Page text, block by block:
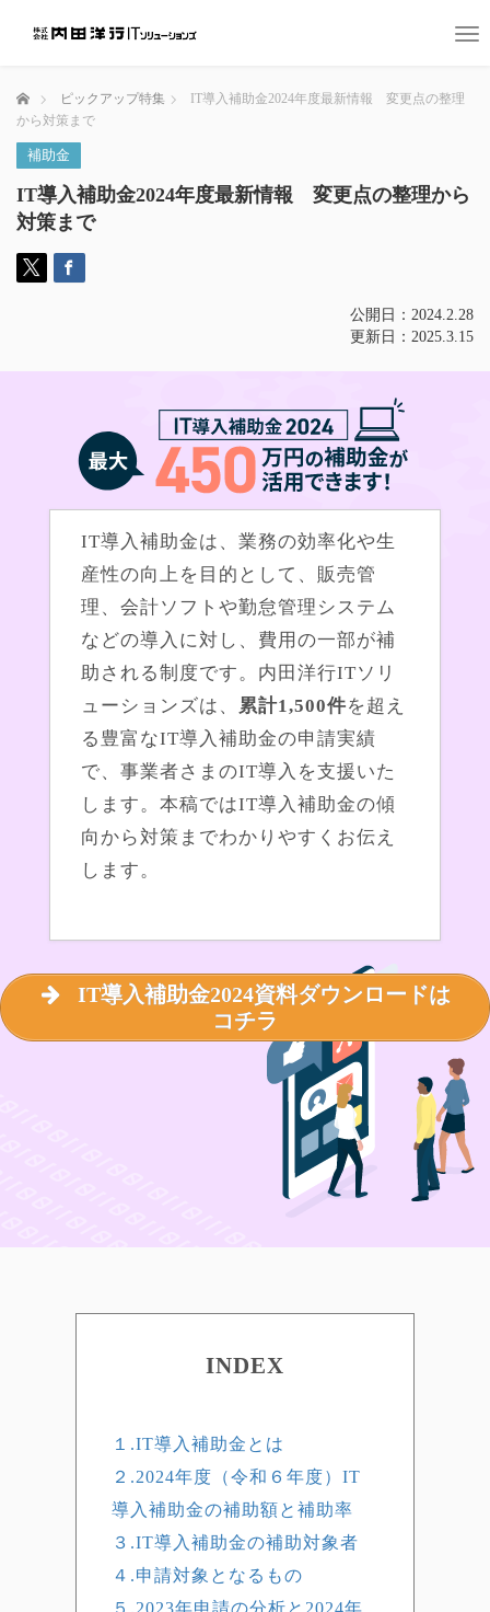
T
i
o
ホーム ピックアップ特集
IT導入補助金2024年度最新情報 変更点の整理
から対策まで
補助金
IT導入補助金2024年度最新情報 変更点の整理から
対策まで
公開日：2024.2.28
更新日：2025.3.15
IT導入補助金は、業務の効率化や生
産性の向上を目的として、販売管
理、会計ソフトや勤怠管理システム
などの導入に対し、費用の一部が補
助される制度です。内田洋行ITソリ
ューションズは、
累計1,500件を超え
る豊富なIT導入補助金の申請実績
で、事業者さまのIT導入を支援いた
します。本稿ではIT導入補助金の傾
向から対策までわかりやすくお伝え
します。
IT導入補助金2024資料ダウンロードは
コチラ
INDEX
１.IT導入補助金とは
２.2024年度（令和６年度）IT
導入補助金の補助額と補助率
３.IT導入補助金の補助対象者
４.申請対象となるもの